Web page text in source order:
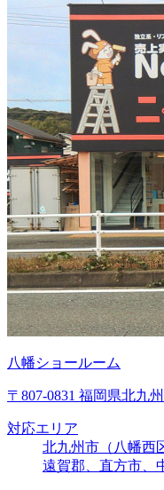
八幡ショールーム
〒807-0831 福岡県北九
対応エリア
北九州市（八幡西
遠賀郡、直方市、